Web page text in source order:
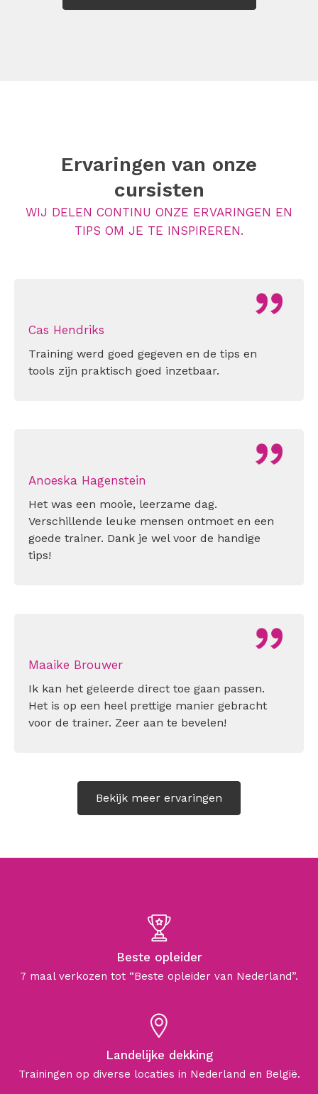
Ervaringen van onze
cursisten
WIJ DELEN CONTINU ONZE ERVARINGEN EN
TIPS OM JE TE INSPIREREN.
Cas Hendriks
Training werd goed gegeven en de tips en
tools zijn praktisch goed inzetbaar.
Anoeska Hagenstein
Het was een mooie, leerzame dag.
Verschillende leuke mensen ontmoet en een
goede trainer. Dank je wel voor de handige
tips!
Maaike Brouwer
Ik kan het geleerde direct toe gaan passen.
Het is op een heel prettige manier gebracht
voor de trainer. Zeer aan te bevelen!
Bekijk meer ervaringen
Beste opleider
7 maal verkozen tot “Beste opleider van Nederland”.
Landelijke dekking
Trainingen op diverse locaties in Nederland en België.